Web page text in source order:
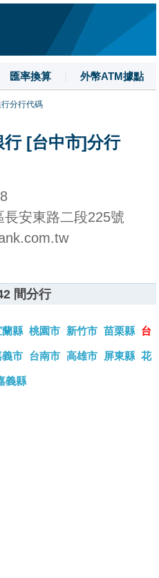
匯率換算 外幣ATM據點
數字大寫
分行代碼
[台中市]分行
安東路二段225號
間分行
蘭縣 桃園市 新竹市 苗栗縣 台
義市 台南市 高雄市 屏東縣 花
義縣